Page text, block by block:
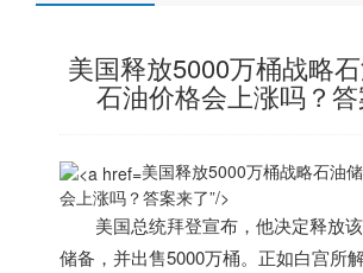
美国释放5000万桶战略石
石油价格会上涨吗？
美国释放5000万桶战略石油
会上涨吗？答案来了”/>
美国总统拜登宣布，他决定释放
储备，并出售5000万桶。正如白宫所